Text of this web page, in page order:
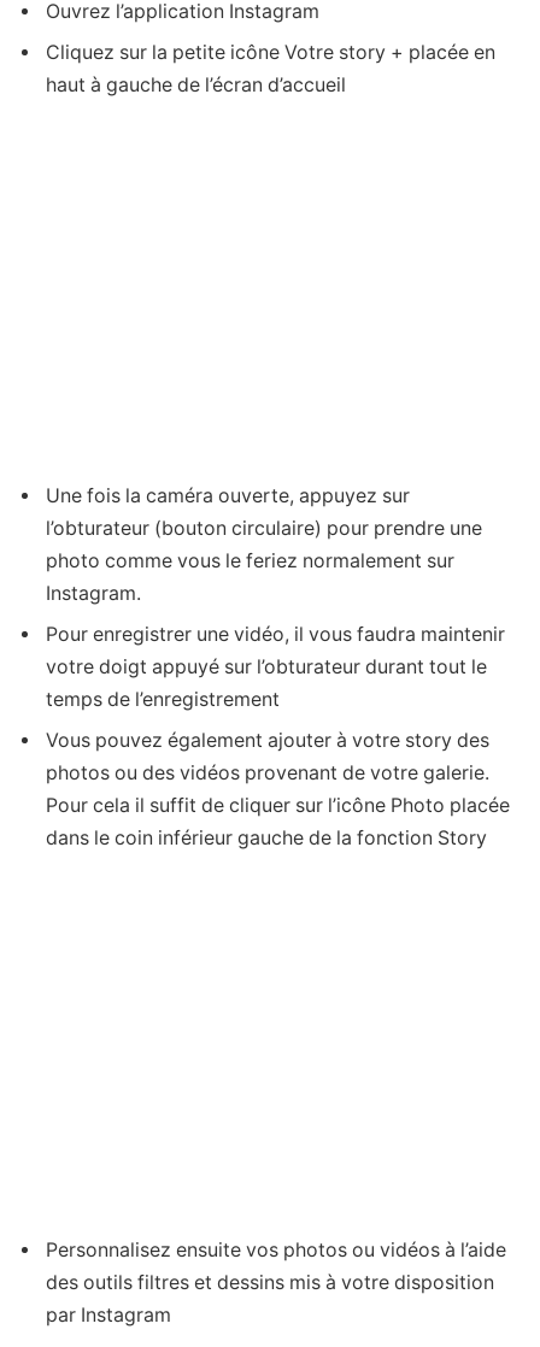
Ouvrez l’application Instagram
Cliquez sur la petite icône Votre story + placée en
haut à gauche de l’écran d’accueil
Une fois la caméra ouverte, appuyez sur
l’obturateur (bouton circulaire) pour prendre une
photo comme vous le feriez normalement sur
Instagram.
Pour enregistrer une vidéo, il vous faudra maintenir
votre doigt appuyé sur l’obturateur durant tout le
temps de l’enregistrement
Vous pouvez également ajouter à votre story des
photos ou des vidéos provenant de votre galerie.
Pour cela il suffit de cliquer sur l’icône Photo placée
dans le coin inférieur gauche de la fonction Story
Personnalisez ensuite vos photos ou vidéos à l’aide
des outils filtres et dessins mis à votre disposition
par Instagram